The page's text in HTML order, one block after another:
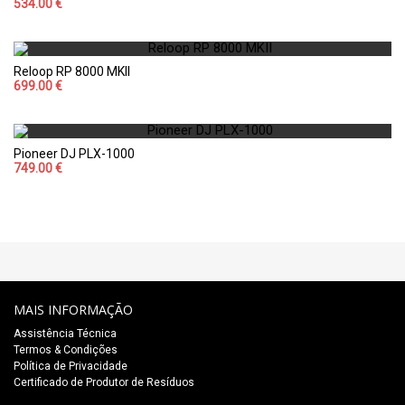
534.00 €
Reloop RP 8000 MKII
699.00 €
Pioneer DJ PLX-1000
749.00 €
MAIS INFORMAÇÃO
Assistência Técnica
Termos & Condições
Política de Privacidade
Certificado de Produtor de Resíduos